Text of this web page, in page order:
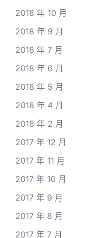
2018 年 10 月
2018 年 9 月
2018 年 7 月
2018 年 6 月
2018 年 5 月
2018 年 4 月
2018 年 2 月
2017 年 12 月
2017 年 11 月
2017 年 10 月
2017 年 9 月
2017 年 8 月
2017 年 7 月